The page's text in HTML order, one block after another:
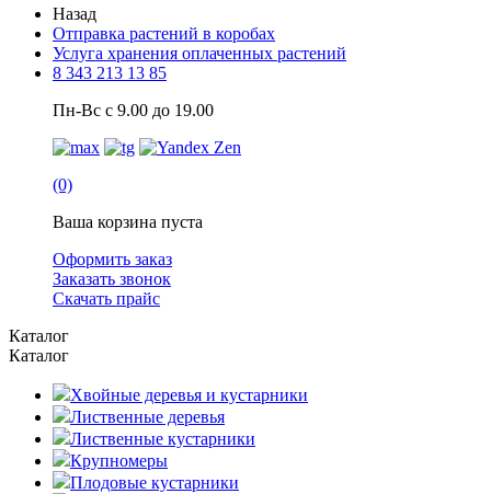
Назад
Отправка растений в коробах
Услуга хранения оплаченных растений
8 343 213 13 85
Пн-Вс с 9.00 до 19.00
(0)
Ваша корзина пуста
Оформить заказ
Заказать звонок
Скачать прайс
Каталог
Каталог
Хвойные деревья и кустарники
Лиственные деревья
Лиственные кустарники
Крупномеры
Плодовые кустарники